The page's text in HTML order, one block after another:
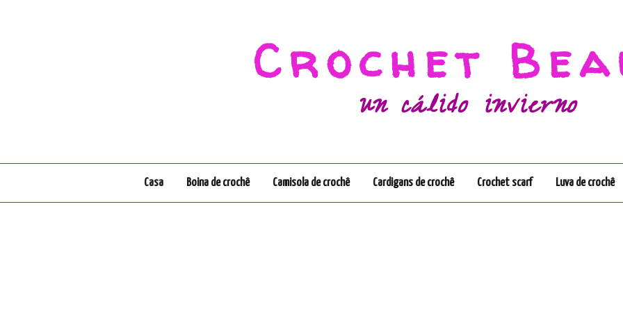
Crochet
un cálido invierno
Casa Boina de crochê Camisola de crochê Cardigans de crochê Crochet scarf Luva de crochê